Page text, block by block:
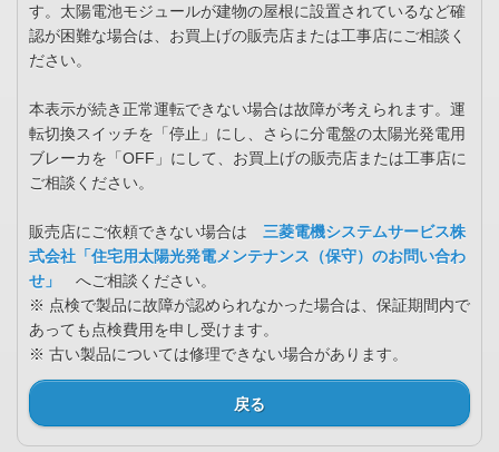
す。太陽電池モジュールが建物の屋根に設置されているなど確
認が困難な場合は、お買上げの販売店または工事店にご相談く
ださい。
本表示が続き正常運転できない場合は故障が考えられます。運
転切換スイッチを「停止」にし、さらに分電盤の太陽光発電用
ブレーカを「OFF」にして、お買上げの販売店または工事店に
ご相談ください。
販売店にご依頼できない場合は 三菱電機システムサービス株
式会社「住宅用太陽光発電メンテナンス（保守）のお問い合わ
せ」
へご相談ください。
※ 点検で製品に故障が認められなかった場合は、保証期間内で
あっても点検費用を申し受けます。
※ 古い製品については修理できない場合があります。
戻る